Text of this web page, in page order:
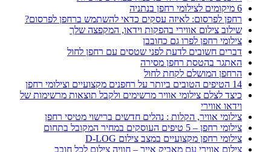
6 מיקומים לצילומי רחפן בנתניה
רחפן לפרסום: לאיזה עסקים כדאי להשתמש ברחפן לפרסום?
שילוב צילום אווירי בהפקות וידאו, המקפצה שלך
צילומי רחפן לפרו גם כחובבן
דברים חשובים לדעת לפני שטסים עם רחפן לחול
האתגר בהטסת רחפן מסירה
הרחפן המושלם לקחת לחול
14 הטיפים הטובים ביותר על רחפנים מקצועיים וצילומי רחפן
כיצד לצלם צילומי אוויר מרשימים ולקבל תוצאות מרשימות של
וידאו אווירי
צילומי אוויר, הקלות : נהלים חדשים ברישוי מטיסי רחפן
צילומי רחפן – 5 טיפים העוסקים במחיר המקובל בתחום
צילומי רחפן מקצועיים במצב צילום D-LOG
צילום אווירי עם מאביק אייר – חוויה צילום לכל חובב